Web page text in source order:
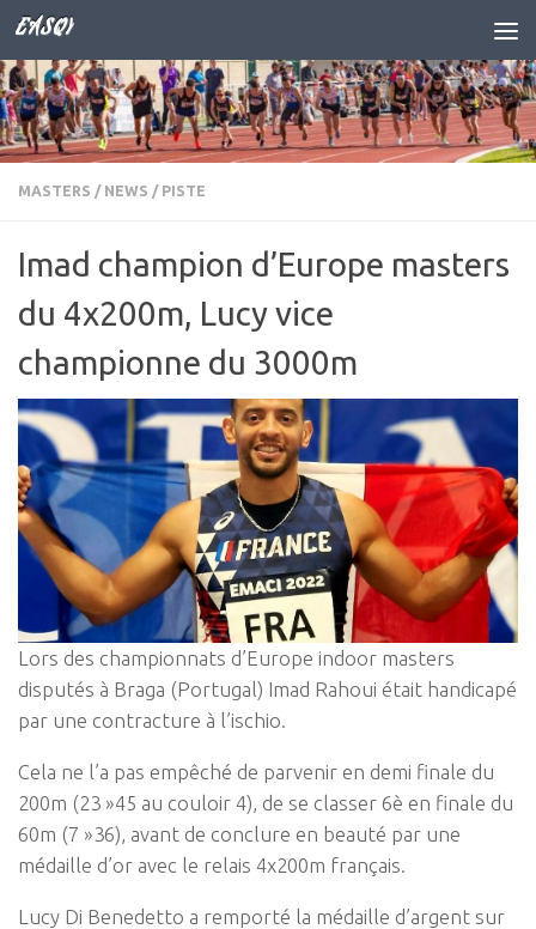
Skip to content
EASQY
MASTERS / NEWS / PISTE
Imad champion d’Europe masters
du 4x200m, Lucy vice
championne du 3000m
Lors des championnats d’Europe indoor masters
disputés à Braga (Portugal) Imad Rahoui était handicapé
par une contracture à l’ischio.
Cela ne l’a pas empêché de parvenir en demi finale du
200m (23 »45 au couloir 4), de se classer 6è en finale du
60m (7 »36), avant de conclure en beauté par une
médaille d’or avec le relais 4x200m français.
Lucy Di Benedetto a remporté la médaille d’argent sur